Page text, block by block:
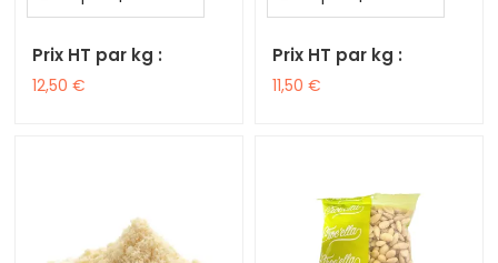
Prix HT par kg :
12,50 €
Prix HT par kg :
11,50 €